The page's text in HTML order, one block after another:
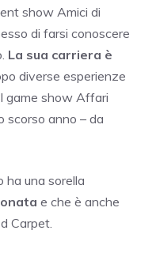
show Amici di
di farsi conoscere
La sua carriera è
diverse esperienze
game show Affari
scorso anno – da
una sorella
e che è anche
Carpet.